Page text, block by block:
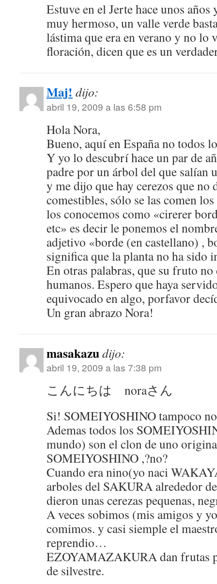
Estuve en el Jerte hace unos
muy hermoso, un valle verde
lástima que era en verano y no lo
floración, dicen que es un
Maj! dijo:
abril 19, 2009 a las 6:58 pm
Hola Nora,
Bueno, aquí en España no todos
Y yo lo descubrí hace un par de
padre por un árbol del que salían
y me dijo que hay cerezos que no
comestibles, sólo se las comen
los conocemos como «cirerer
etc» es decir le ponemos el
adjetivo «borde (en castellano) ,
significa que la planta no ha sido
En otras palabras, que su fruto
humanos. Espero que haya
equivocado en algo, porfavor
Un gran abrazo Nora!
masakazudijo:
abril 19, 2009 a las 7:38 pm
こんにちは noraさん
Si! SOMEIYOSHINO tampoco
Ademas todos los
mundo) son el clon de uno
SOMEIYOSHINO ,?no?
Cuando era nino(yo naci
arboles del SAKURA alrededor
dieron unas cerezas pequenas,
A veces sobimos (mis amigos y
comimos. y casi siemple el
reprendio…
EZOYAMAZAKURA dan frutas
de silvestre.